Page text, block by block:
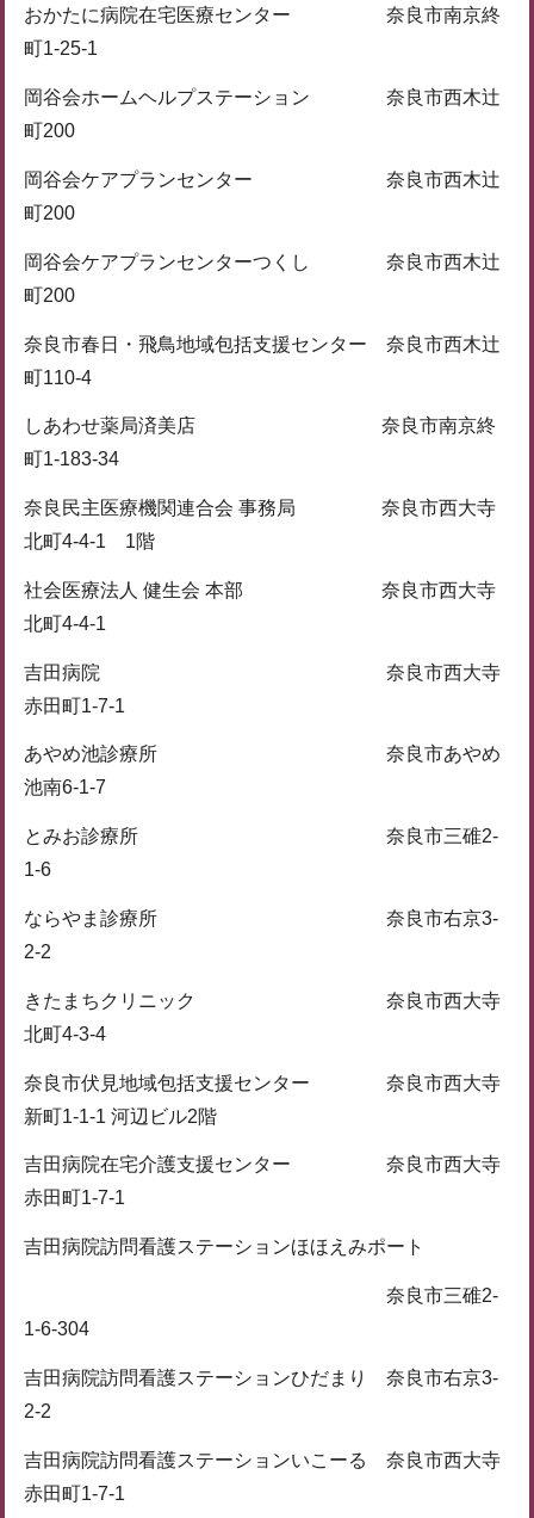
おかたに病院在宅医療センター 奈良市南京終
町1-25-1
岡谷会ホームヘルプステーション 奈良市西木辻
町200
岡谷会ケアプランセンター 奈良市西木辻
町200
岡谷会ケアプランセンターつくし 奈良市西木辻
町200
奈良市春日・飛鳥地域包括支援センター 奈良市西木辻
町110-4
しあわせ薬局済美店 奈良市南京終
町1-183-34
奈良民主医療機関連合会 事務局 奈良市西大寺
北町4-4-1 1階
社会医療法人 健生会 本部 奈良市西大寺
北町4-4-1
吉田病院 奈良市西大寺
赤田町1-7-1
あやめ池診療所 奈良市あやめ
池南6-1-7
とみお診療所 奈良市三碓2-
1-6
ならやま診療所 奈良市右京3-
2-2
きたまちクリニック 奈良市西大寺
北町4-3-4
奈良市伏見地域包括支援センター 奈良市西大寺
新町1-1-1 河辺ビル2階
吉田病院在宅介護支援センター 奈良市西大寺
赤田町1-7-1
吉田病院訪問看護ステーションほほえみポート
奈良市三碓2-
1-6-304
吉田病院訪問看護ステーションひだまり 奈良市右京3-
2-2
吉田病院訪問看護ステーションいこーる 奈良市西大寺
赤田町1-7-1